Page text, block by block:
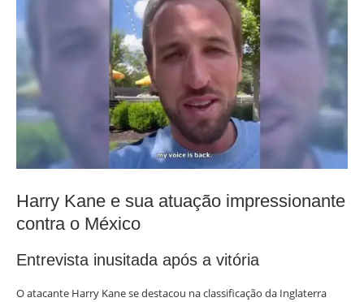
Harry Kane e sua atuação impressionante
contra o México
Entrevista inusitada após a vitória
O atacante Harry Kane se destacou na classificação da Inglaterra